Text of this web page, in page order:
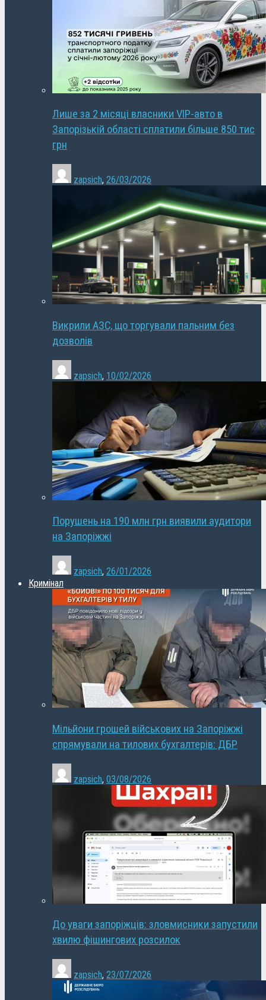
Лише за 2 місяці власники VIP-авто в
Запорізькій області сплатили більше 850 тис
грн
zapsich, 26/03/2026
Викрили АЗС, що торгували пальним без
дозволів
zapsich, 10/02/2026
Порушень на 190 млн грн виявили аудитори
на Запоріжжі
zapsich, 26/01/2026
Кримінал
Мільйони грошей військових на Запоріжжі
спрямували на тилових бухгалтерів: ДБР
zapsich, 03/08/2026
До уваги запоріжців: зловмисники запустили
хвилю фішингових розсилок
zapsich, 23/07/2026